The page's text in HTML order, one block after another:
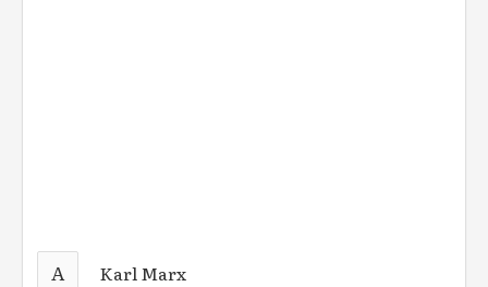
A Karl Marx